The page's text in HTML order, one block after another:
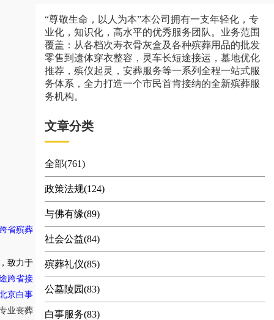
省殡葬
致力于
跨省接
京白事
业丧葬
“尊敬生命，以人为本”本公司拥有一支年轻化，专
业化，知识化，高水平的优秀服务团队。业务范围
覆盖：从各档次寿衣骨灰盒及各种殡葬用品的批发
零售到遗体穿衣整容，灵车长短途接运，墓地优化
推荐，殡仪起灵，安葬服务等一系列全程一站式服
务体系，全力打造一个市民首肯接纳的全新殡葬服
务机构。
文章分类
全部(761)
政策法规(124)
与佛有缘(89)
社会公益(84)
殡葬礼仪(85)
公墓陵园(83)
白事服务(83)